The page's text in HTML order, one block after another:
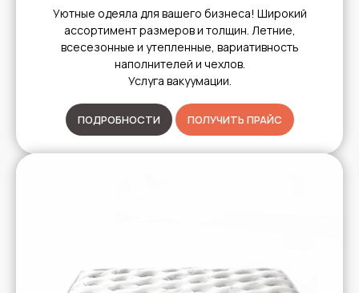
Уютные одеяла для вашего бизнеса! Широкий
ассортимент размеров и толщин. Летние,
всесезонные и утепленные, вариативность
наполнителей и чехлов.
Услуга вакуумации.
ПОДРОБНОСТИ ПОЛУЧИТЬ ПРАЙС